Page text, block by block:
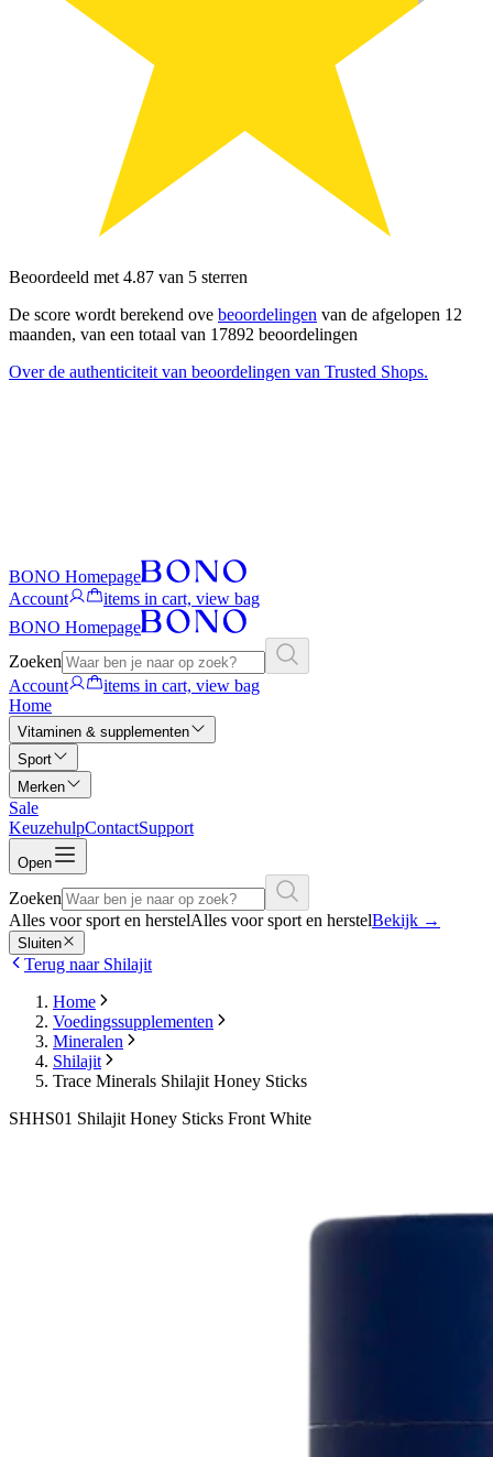
Beoordeeld met 4.87 van 5 sterren
De score wordt berekend ove beoordelingen van de afgelopen 12
maanden, van een totaal van 17892 beoordelingen
Over de authenticiteit van beoordelingen van Trusted Shops.
BONO Homepage
Account
items in cart, view bag
BONO Homepage
Zoeken
Account
items in cart, view bag
Home
Vitaminen & supplementen
Sport
Merken
Sale
KeuzehulpContactSupport
Open
Zoeken
Alles voor sport en herstelAlles voor sport en herstelBekijk →
Sluiten
Terug naar Shilajit
Home
Voedingssupplementen
Mineralen
Shilajit
Trace Minerals Shilajit Honey Sticks
SHHS01 Shilajit Honey Sticks Front White